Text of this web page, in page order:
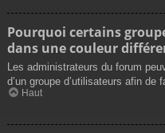
Pourquoi certains
dans une couleur
Les administrateurs du forum
d’un groupe d’utilisateurs afin de
Haut